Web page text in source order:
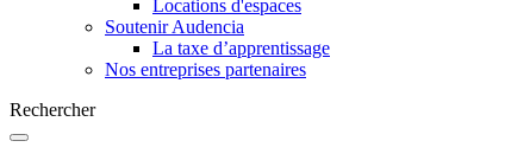
Locations d'espaces
Soutenir Audencia
La taxe d’apprentissage
Nos entreprises partenaires
Rechercher